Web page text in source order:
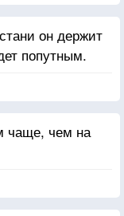
он держит
попутным.
чаще, чем на